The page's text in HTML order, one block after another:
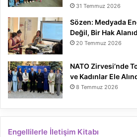
31 Temmuz 2026
Sözen: Medyada
Değil, Bir Hak
20 Temmuz 2026
NATO Zirvesi’nde
ve Kadınlar Ele
8 Temmuz 2026
Engellilerle İletişim Kitabı